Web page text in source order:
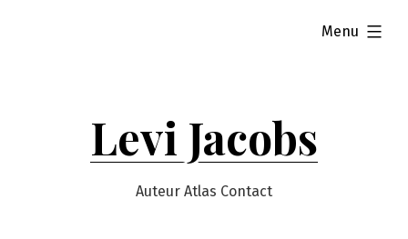
Levi Jacobs
Auteur Atlas Contact
Menu
uitgeklapt